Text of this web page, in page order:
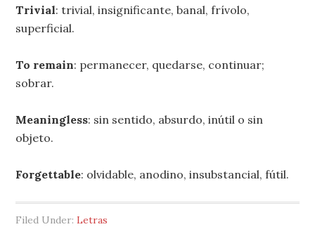
Trivial: trivial, insignificante, banal, frívolo,
superficial.
To remain: permanecer, quedarse, continuar;
sobrar.
Meaningless: sin sentido, absurdo, inútil o sin
objeto.
Forgettable: olvidable, anodino, insubstancial, fútil.
Filed Under:Letras